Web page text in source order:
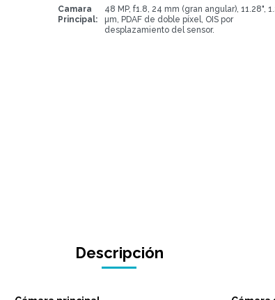
Camara
Principal
48 MP, f1.8, 24 mm (gran angular), 11.28",
µm, PDAF de doble píxel, OIS por
desplazamiento del sensor.
Descripción